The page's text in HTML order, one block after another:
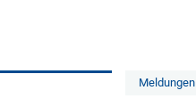
Meldungen